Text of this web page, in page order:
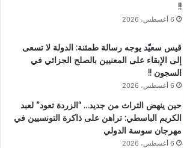
!!
6 أغسطس، 2026
قيس سعيّد يوجه رسالة طمئنة: الدولة لا تسعى
إلى الإبقاء على المعنيين بالصلح الجزائي في
السجون !!
6 أغسطس، 2026
حين ينهض التراث من جديد… “الزردة تعود” لعبد
الكريم الباسطي: تراهن على ذاكرة التونسيين في
مهرجان سوسة الدولي
6 أغسطس، 2026